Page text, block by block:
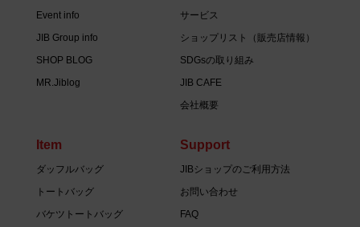
Event info
JIB Group info
SHOP BLOG
MR.Jiblog
サービス
ショップリスト（販売店情報）
SDGsの取り組み
JIB CAFE
会社概要
Item
ダッフルバッグ
トートバッグ
バケツトートバッグ
Support
JIBショップのご利用方法
お問い合わせ
FAQ